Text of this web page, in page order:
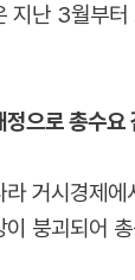
지난 3월부터
정으로 총수요
라 거시경제
이 붕괴되어